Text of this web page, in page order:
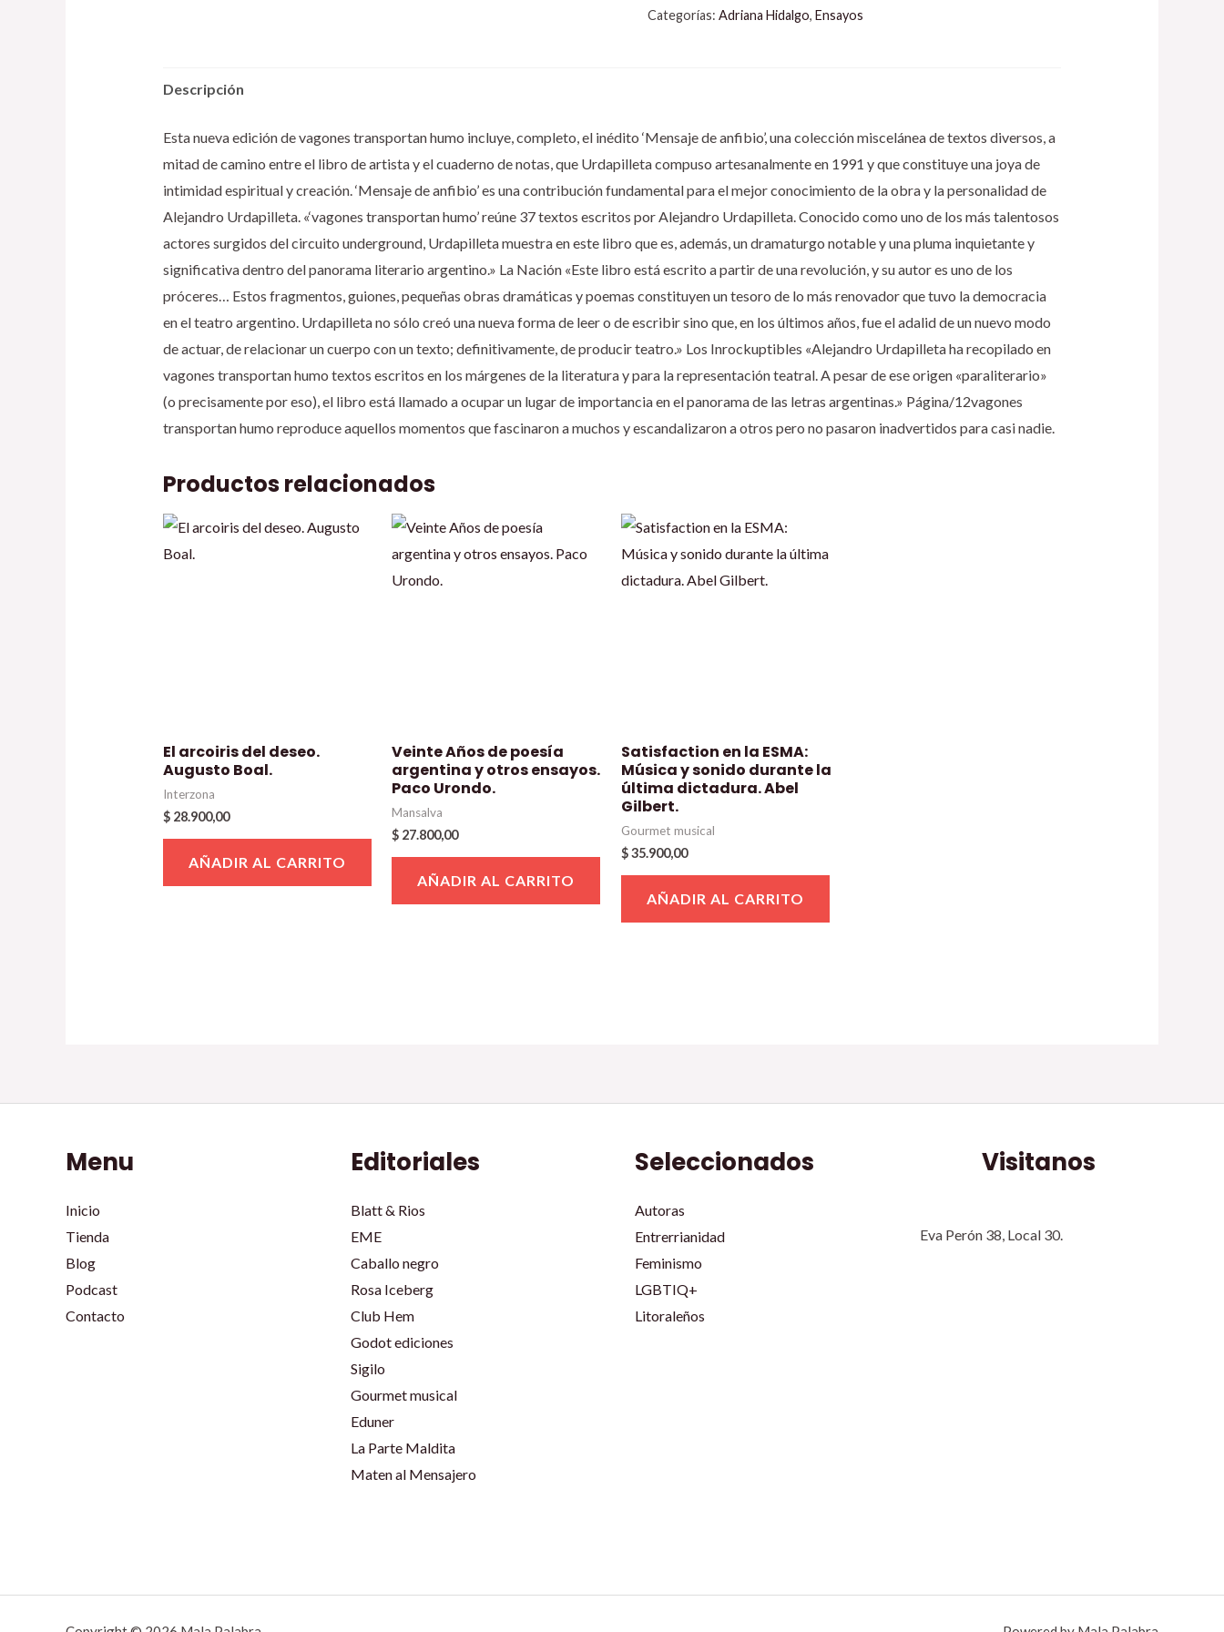
Categorías:Adriana Hidalgo,Ensayos
Descripción
Esta nueva edición de vagones transportan humo incluye, completo, el inédito ‘Mensaje de anfibio’, una colección miscelánea de textos diversos, a
mitad de camino entre el libro de artista y el cuaderno de notas, que Urdapilleta compuso artesanalmente en 1991 y que constituye una joya de
intimidad espiritual y creación. ‘Mensaje de anfibio’ es una contribución fundamental para el mejor conocimiento de la obra y la personalidad de
Alejandro Urdapilleta. «‘vagones transportan humo’ reúne 37 textos escritos por Alejandro Urdapilleta. Conocido como uno de los más talentosos
actores surgidos del circuito underground, Urdapilleta muestra en este libro que es, además, un dramaturgo notable y una pluma inquietante y
significativa dentro del panorama literario argentino.» La Nación «Este libro está escrito a partir de una revolución, y su autor es uno de los
próceres… Estos fragmentos, guiones, pequeñas obras dramáticas y poemas constituyen un tesoro de lo más renovador que tuvo la democracia
en el teatro argentino. Urdapilleta no sólo creó una nueva forma de leer o de escribir sino que, en los últimos años, fue el adalid de un nuevo modo
de actuar, de relacionar un cuerpo con un texto; definitivamente, de producir teatro.» Los Inrockuptibles «Alejandro Urdapilleta ha recopilado en
vagones transportan humo textos escritos en los márgenes de la literatura y para la representación teatral. A pesar de ese origen «paraliterario»
(o precisamente por eso), el libro está llamado a ocupar un lugar de importancia en el panorama de las letras argentinas.» Página/12vagones
transportan humo reproduce aquellos momentos que fascinaron a muchos y escandalizaron a otros pero no pasaron inadvertidos para casi nadie.
Productos relacionados
El arcoiris del deseo.
Augusto Boal.
Interzona
$28.900,00
AÑADIR AL CARRITO
Veinte Años de poesía
argentina y otros ensayos.
Paco Urondo.
Mansalva
$ 27.800,00
AÑADIR AL CARRITO
Satisfaction en la ESMA:
Música y sonido durante la
última dictadura. Abel
Gilbert.
Gourmet musical
$35.900,00
AÑADIR AL CARRITO
Menu
Inicio
Tienda
Blog
Podcast
Contacto
Editoriales
Blatt & Rios
EME
Caballo negro
Rosa Iceberg
Club Hem
Godot ediciones
Sigilo
Gourmet musical
Eduner
La Parte Maldita
Maten al Mensajero
Seleccionados
Autoras
Entrerrianidad
Feminismo
LGBTIQ+
Litoraleños
Visitanos
Eva Perón 38, Local 30.